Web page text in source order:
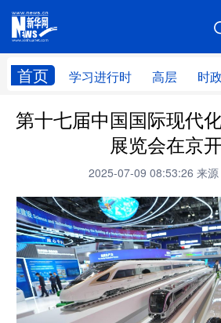
首页 学习进行时 高层 时政
网站地图
学习进行时 高层 时
财经 网
全球
科技 科创 量
文化 书画 健
访谈 视频 图
法律 中央文件 金
第十七届中国国际现代
展览会在京
2025-07-09 08:53:26 来